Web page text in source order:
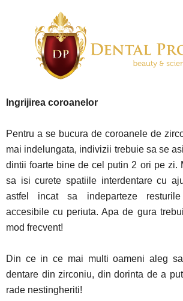
Ingrijirea coroanelor
Pentru a se bucura de coroanele de
mai indelungata, indivizii trebuie sa se
dintii foarte bine de cel putin 2 ori pe zi.
sa isi curete spatiile interdentare cu
astfel incat sa indeparteze
accesibile cu periuta. Apa de gura
mod frecvent!
Din ce in ce mai multi oameni aleg
dentare din zirconiu, din dorinta de a
rade nestingheriti!